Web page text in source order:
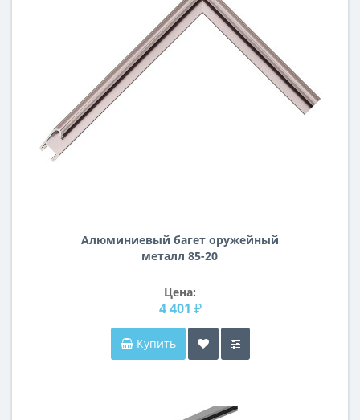
Алюминиевый багет оружейный
металл 85-20
Цена:
4 401 ₽
Купить